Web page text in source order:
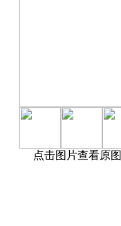
点击图片查看原图